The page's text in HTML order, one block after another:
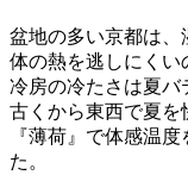
盆地の多い京都は、
体の熱を逃しにくい
冷房の冷たさは夏バ
古くから東西で夏を
『薄荷』で体感温
た。